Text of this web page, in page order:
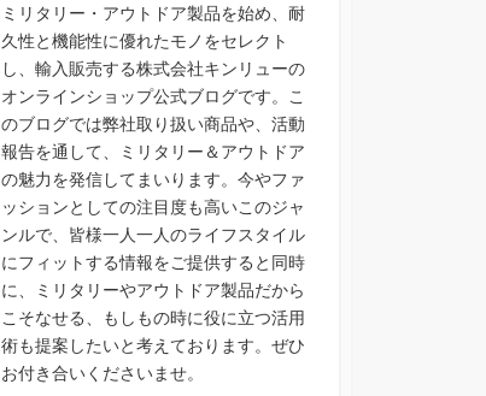
ミリタリー・アウトドア製品を始め、耐
久性と機能性に優れたモノをセレクト
し、輸入販売する株式会社キンリューの
オンラインショップ公式ブログです。こ
のブログでは弊社取り扱い商品や、活動
報告を通して、ミリタリー＆アウトドア
の魅力を発信してまいります。今やファ
ッションとしての注目度も高いこのジャ
ンルで、皆様一人一人のライフスタイル
にフィットする情報をご提供すると同時
に、ミリタリーやアウトドア製品だから
こそなせる、もしもの時に役に立つ活用
術も提案したいと考えております。ぜひ
お付き合いくださいませ。